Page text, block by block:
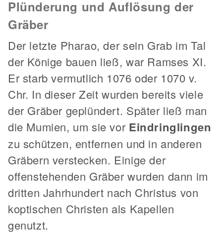
Plünderung und Auflösung der
Gräber
Der letzte Pharao, der sein Grab im Tal
der Könige bauen ließ, war Ramses XI.
Er starb vermutlich 1076 oder 1070 v.
Chr. In dieser Zeit wurden bereits viele
der Gräber geplündert. Später ließ man
die Mumien, um sie vor Eindringlingen
zu schützen, entfernen und in anderen
Gräbern verstecken. Einige der
offenstehenden Gräber wurden dann im
dritten Jahrhundert nach Christus von
koptischen Christen als Kapellen
genutzt.